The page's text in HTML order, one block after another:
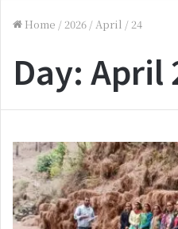
Home /2026 /April /24
Day: April